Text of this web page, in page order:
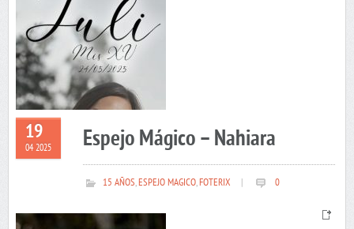
19
04 2025 Espejo Mágico – Nahiara
15 AÑOS,ESPEJO MAGICO,FOTERIX 0